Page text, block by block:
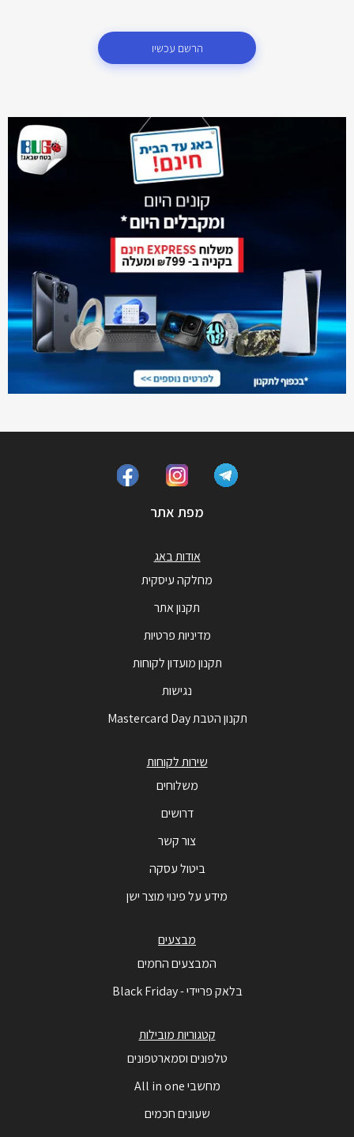
הרשם עכשיו
מפת אתר
אודות באג
מחלקה עיסקית
תקנון אתר
מדיניות פרטיות
תקנון מועדון לקוחות
נגישות
תקנון הטבת Mastercard Day
שירות לקוחות
משלוחים
דרושים
צור קשר
ביטול עסקה
מידע על פינוי מוצר ישן
מבצעים
המבצעים החמים
בלאק פריידי - Black Friday
קטגוריות מובילות
טלפונים וסמארטפונים
מחשבי All in one
שעונים חכמים